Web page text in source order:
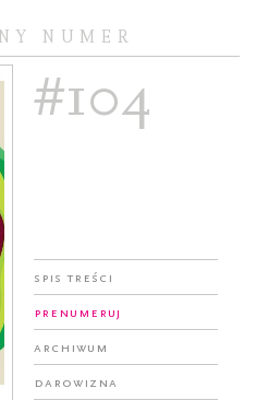
NUMER
#104
Spis treści
Prenumeruj
Archiwum
Darowizna